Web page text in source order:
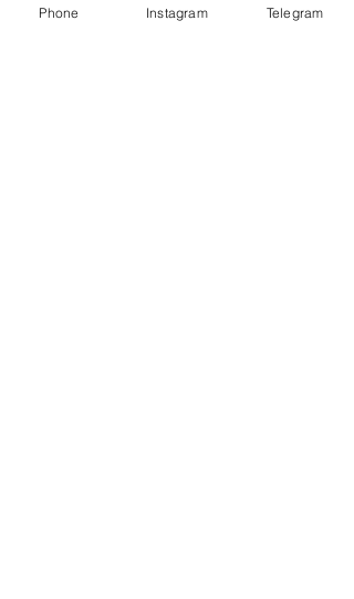
Phone Instagram Telegram